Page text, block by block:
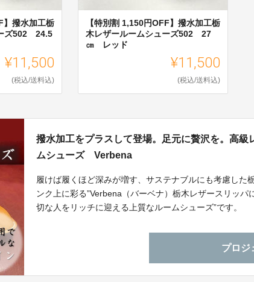
】撥水加工栃
ズ502 24.5
¥11,500
(税込/送料込)
【特別割 1,150円OFF】撥水加工栃
木レザールームシューズ502 27
㎝ レッド
¥11,500
(税込/送料込)
撥水加工をプラスして登場。足元に贅沢を。高級
ムシューズ Verbena
履けば履くほど深みが増す、サステナブルにも考慮した
ンク上に彩る”Verbena（バーベナ）栃木レザースリッ
切な人をリッチに迎える上質なルームシューズ”です。
プロジ